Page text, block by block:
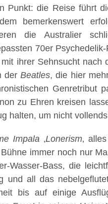
Punkt: die Reise führt
bemerkenswert
die Australier
70er
ihrer Sehnsucht nach
derBeatles, die hier
Genretribut
zu Ehren kreisen
halten, um nicht
Impala‚Lonerism‚
immer noch nur
Wasser-Bass, die
und all das
bis auf einige